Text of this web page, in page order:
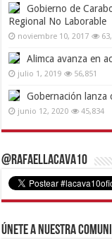
Gobierno de
Regional No Laborable
noviembre 10, 2017
Alimca avanza en
julio 1, 2019 56,851
Gobernación lanza
junio 12, 2020 45,834
@RafaelLacava10
Únete a nuestra